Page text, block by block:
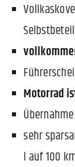
Motorrad
sehr
l auf 100